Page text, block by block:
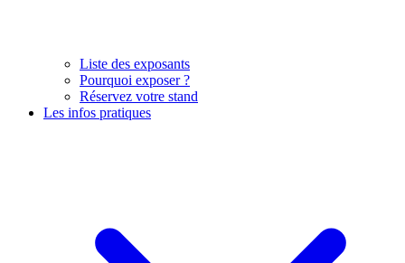
Liste des exposants
Pourquoi exposer ?
Réservez votre stand
Les infos pratiques